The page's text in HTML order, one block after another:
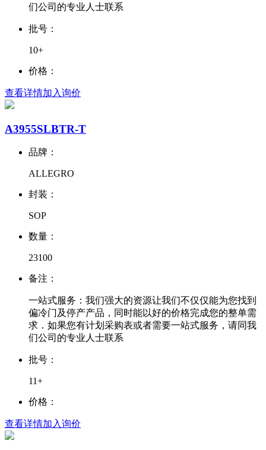
们公司的专业人士联系
批号：
10+
价格：
查看详情加入询价
A3955SLBTR-T
品牌：
ALLEGRO
封装：
SOP
数量：
23100
备注：
一站式服务：我们强大的资源让我们不仅仅能为您找到
偏冷门及停产产品，同时能以好的价格完成您的整单需
求．如果您有计划采购表或者需要一站式服务，请同我
们公司的专业人士联系
批号：
11+
价格：
查看详情加入询价